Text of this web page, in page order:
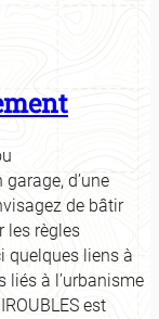
d’une
de bâtir
les règles
quelques liens à
liés à l’urbanisme
est